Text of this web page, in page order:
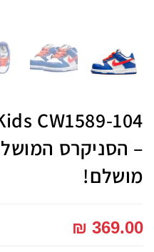
CW1589-104
– הסניקרס
מושלם!
₪ 369.00